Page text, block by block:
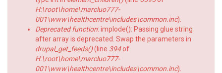
H:\root\home\marcluo777-
001\www\healthcentre\includes\common.inc).
Deprecated function: implode(): Passing glue string
after array is deprecated. Swap the parameters in
drupal_get_feeds()(line 394of
H:\root\home\marcluo777-
001\www\healthcentre\includes\common.inc).